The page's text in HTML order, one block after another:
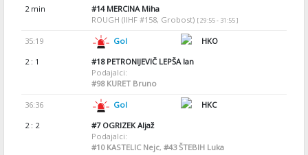
2 min
#14MERCINA Miha
ROUGH (IIHF #158, Grobost) [ 29:55 - 31:55 ]
35:19 Gol
HKO
2 : 1
#18PETRONIJEVIČ LEPŠA Ian
Podajalci:
#98KURET Bruno
36:36 Gol
HKC
2 : 2
#7OGRIZEK Aljaž
Podajalci:
#10KASTELIC Nejc, #43ŠTEBIH Luka